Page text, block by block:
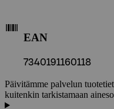
EAN
7340191160118
Päivitämme palvelun
kuitenkin tarkistamaan